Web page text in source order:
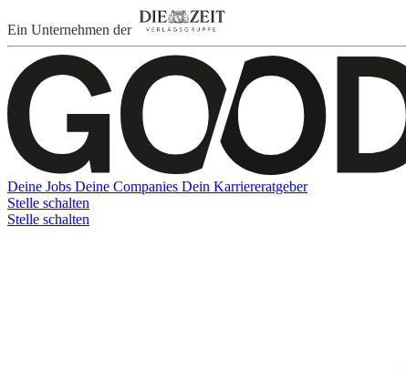
Ein Unternehmen der
Deine Jobs Deine Companies Dein Karriereratgeber
Stelle schalten
Stelle schalten